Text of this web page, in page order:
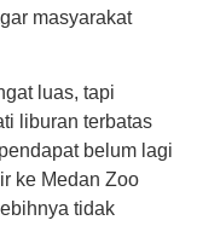
masyarakat
luas, tapi
liburan terbatas
belum lagi
ke Medan Zoo
tidak